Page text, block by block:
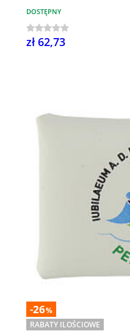
DOSTĘPNY
zł 62,73
-26%
RABATY ILOŚCIOWE